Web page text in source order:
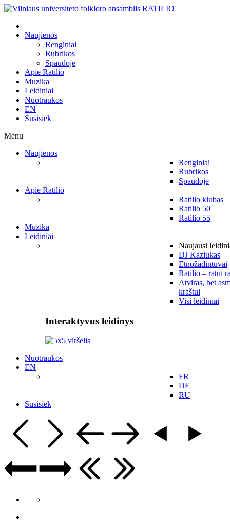
Naujienos
Renginiai
Rubrikos
Spaudoje
Apie Ratilio
Muzika
Leidiniai
Nuotraukos
EN
Susisiek
Menu
Naujienos
Renginiai
Rubrikos
Spaudoje
Apie Ratilio
Ratilio klubas
Ratilio 50
Ratilio 55
Muzika
Leidiniai
Naujausi
DJ Kaziukas
Etnožadintuvai
Ratilio – ratui
Atviras, bet
kraštui
Visi leidiniai
Interaktyvus leidinys
Nuotraukos
EN
FR
DE
RU
Susisiek